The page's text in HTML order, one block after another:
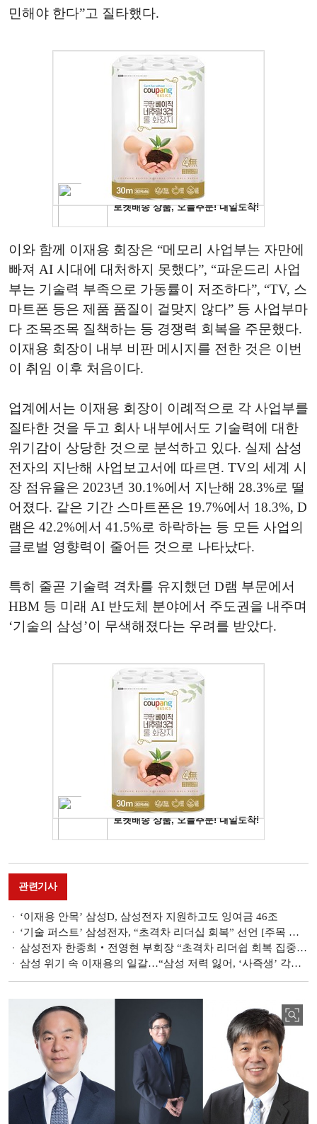
민해야 한다”고 질타했다.
이와 함께 이재용 회장은 “메모리 사업부는 자만에
빠져 AI 시대에 대처하지 못했다”, “파운드리 사업
부는 기술력 부족으로 가동률이 저조하다”, “TV, 스
마트폰 등은 제품 품질이 걸맞지 않다” 등 사업부마
다 조목조목 질책하는 등 경쟁력 회복을 주문했다.
이재용 회장이 내부 비판 메시지를 전한 것은 이번
이 취임 이후 처음이다.
업계에서는 이재용 회장이 이례적으로 각 사업부를
질타한 것을 두고 회사 내부에서도 기술력에 대한
위기감이 상당한 것으로 분석하고 있다. 실제 삼성
전자의 지난해 사업보고서에 따르면. TV의 세계 시
장 점유율은 2023년 30.1%에서 지난해 28.3%로 떨
어졌다. 같은 기간 스마트폰은 19.7%에서 18.3%, D
램은 42.2%에서 41.5%로 하락하는 등 모든 사업의
글로벌 영향력이 줄어든 것으로 나타났다.
특히 줄곧 기술력 격차를 유지했던 D램 부문에서
HBM 등 미래 AI 반도체 분야에서 주도권을 내주며
‘기술의 삼성’이 무색해졌다는 우려를 받았다.
관련기사
‘이재용 안목’ 삼성D, 삼성전자 지원하고도 잉여금 46조
‘기술 퍼스트’ 삼성전자, “초격차 리더십 회복” 선언 [주목 이 기업]
삼성전자 한종희‧전영현 부회장 “초격차 리더쉽 회복 집중” [2025 신년사]
삼성 위기 속 이재용의 일갈…“삼성 저력 잃어, ‘사즉생’ 각오로 대처”